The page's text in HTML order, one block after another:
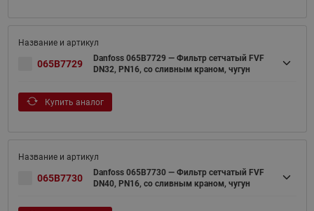
065B7729
Danfoss 065B7729 — Фильтр сетчатый FVF
DN32, PN16, со сливным краном, чугун
Купить аналог
065B7730
Danfoss 065B7730 — Фильтр сетчатый FVF
DN40, PN16, со сливным краном, чугун